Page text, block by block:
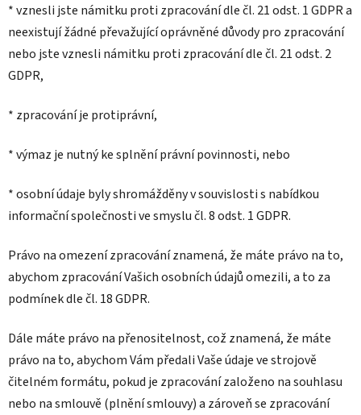
* vznesli jste námitku proti zpracování dle čl. 21 odst. 1 GDPR a
neexistují žádné převažující oprávněné důvody pro zpracování
nebo jste vznesli námitku proti zpracování dle čl. 21 odst. 2
GDPR,
* zpracování je protiprávní,
* výmaz je nutný ke splnění právní povinnosti, nebo
* osobní údaje byly shromážděny v souvislosti s nabídkou
informační společnosti ve smyslu čl. 8 odst. 1 GDPR.
Právo na omezení zpracování znamená, že máte právo na to,
abychom zpracování Vašich osobních údajů omezili, a to za
podmínek dle čl. 18 GDPR.
Dále máte právo na přenositelnost, což znamená, že máte
právo na to, abychom Vám předali Vaše údaje ve strojově
čitelném formátu, pokud je zpracování založeno na souhlasu
nebo na smlouvě (plnění smlouvy) a zároveň se zpracování